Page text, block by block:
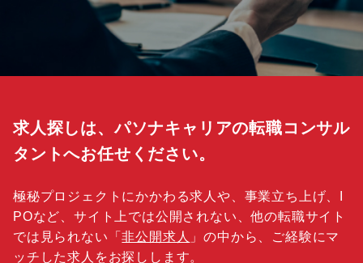
求人探しは、パソナキャリアの転職コンサル
タントへお任せください。
極秘プロジェクトにかかわる求人や、事業立ち上げ、I
POなど、サイト上では公開されない、他の転職サイト
では見られない「非公開求人 」の中から、ご経験にマ
ッチした求人をお探しします。